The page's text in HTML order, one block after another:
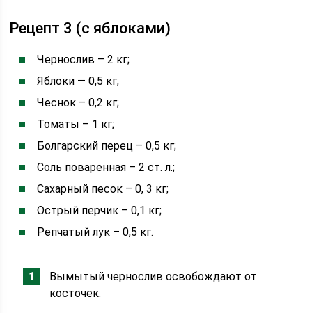
Рецепт 3 (с яблоками)
Чернослив – 2 кг;
Яблоки — 0,5 кг;
Чеснок – 0,2 кг;
Томаты – 1 кг;
Болгарский перец – 0,5 кг;
Соль поваренная – 2 ст. л.;
Сахарный песок – 0, 3 кг;
Острый перчик – 0,1 кг;
Репчатый лук – 0,5 кг.
Вымытый чернослив освобождают от
косточек.